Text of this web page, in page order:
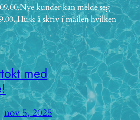
kunder kan melde seg
Husk å skriv i mailen hvilken
med
nov 5, 2025